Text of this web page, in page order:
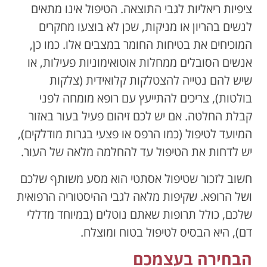
ציפיות ריאליות לגבי התוצאה. הטיפול אינו מתאים
לנשים בהריון או מניקות, שכן לא בוצעו מחקרים
המוכיחים את בטיחות החומר במצבים אלו. כמו כן,
אנשים הסובלים ממחלות אוטואימוניות פעילות, או
שיש להם נטייה להצטלקות קלואידית (צלקות
בולטות), צריכים להתייעץ עם רופא מומחה לפני
קבלת החלטה. אם יש לכם זיהום פעיל בעור באזור
המיועד לטיפול (כמו הרפס או פצעי בגרות מודלקים),
יש לדחות את הטיפול עד להחלמה מלאה של העור.
חשוב לזכור שטיפול אסתטי הוא מסע משותף שלכם
ושל הרופא. שקיפות מלאה לגבי ההיסטוריה הרפואית
שלכם, כולל תרופות שאתם נוטלים (במיוחד מדללי
דם), היא הבסיס לטיפול בטוח ומוצלח.
הבחירה בעצמכם